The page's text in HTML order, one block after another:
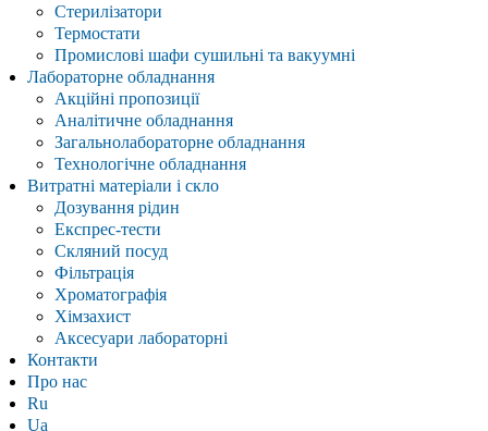
Стерилізатори
Термостати
Промислові шафи сушильні та вакуумні
Лабораторне обладнання
Акційні пропозиції
Аналітичне обладнання
Загальнолабораторне обладнання
Технологічне обладнання
Витратні матеріали і скло
Дозування рідин
Експрес-тести
Скляний посуд
Фільтрація
Хроматографія
Хімзахист
Аксесуари лабораторні
Контакти
Про нас
Ru
Ua